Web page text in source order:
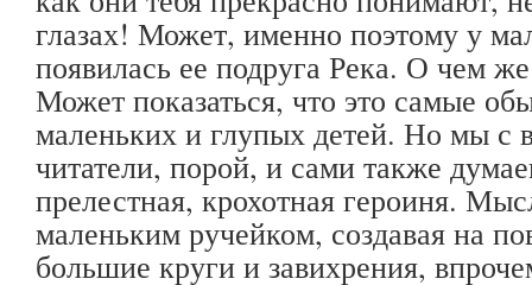
глазах! Может, именно поэтому у
появилась ее подруга Река. О чем
Может показаться, что это самые
маленьких и глупых детей. Но мы с
читатели, порой, и сами также
прелестная, крохотная героиня.
маленьким ручейком, создавая на
большие круги и завихрения,